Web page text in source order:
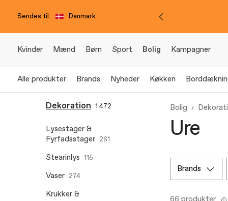
Sendes til: Danmark
Kvinder Mænd Børn Sport Bolig Kampagner
Alle produkter Brands Nyheder Køkken
Dekoration 1 472
Lysestager &
Fyrfadsstager 261
Stearinlys 115
Vaser 274
Krukker &
Bolig
Ure
brands